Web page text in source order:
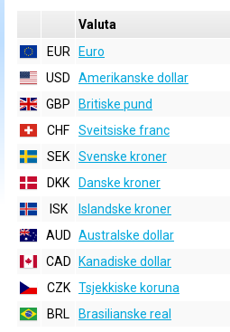
Valuta
EUR
Euro
USD
Amerikanske dollar
GBP
Britiske pund
CHF
Sveitsiske franc
SEK
Svenske kroner
DKK
Danske kroner
ISK
Islandske kroner
AUD Australske dollar
CAD
Kanadiske dollar
CZK Tsjekkiske koruna
BRL
Brasilianske real